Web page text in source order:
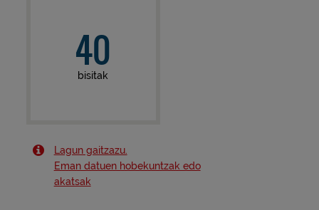
40
bisitak
Lagun gaitzazu.
Eman datuen hobekuntzak edo
akatsak